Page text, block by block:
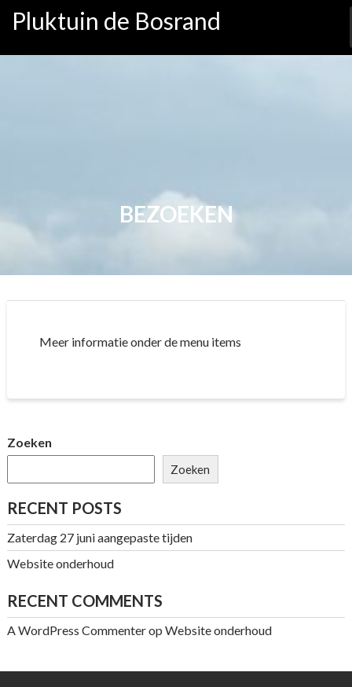
naar
inhoud
Pluktuin de Bosrand
BEZOEKEN
Meer informatie onder de menu items
Zoeken
Zoeken
RECENT POSTS
Zaterdag 27 juni aangepaste tijden
Website onderhoud
RECENT COMMENTS
A WordPress Commenterop Website onderhoud